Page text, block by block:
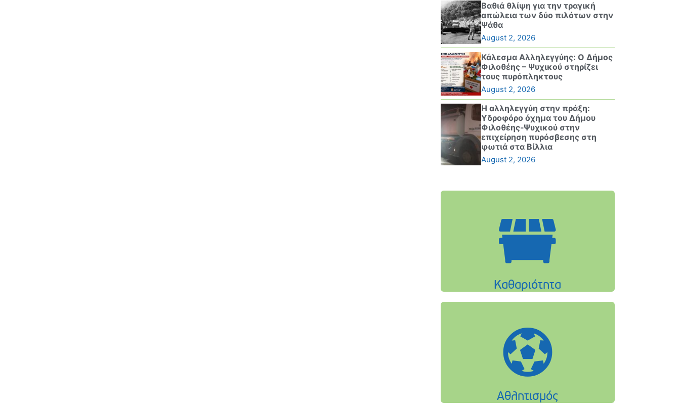
Βαθιά θλίψη για την τραγική
απώλεια των δύο πιλότων στην
Ψάθα
August 2, 2026
Κάλεσμα Αλληλεγγύης: Ο Δήμος
Φιλοθέης – Ψυχικού στηρίζει
τους πυρόπληκτους
August 2, 2026
Η αλληλεγγύη στην πράξη:
Υδροφόρο όχημα του Δήμου
Φιλοθέης-Ψυχικού στην
επιχείρηση πυρόσβεσης στη
φωτιά στα Βίλλια
August 2, 2026